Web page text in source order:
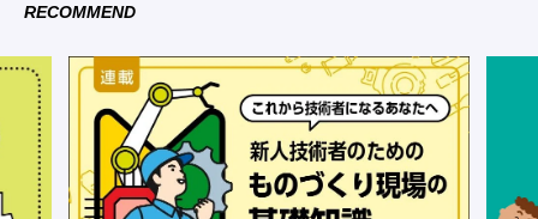
RECOMMEND